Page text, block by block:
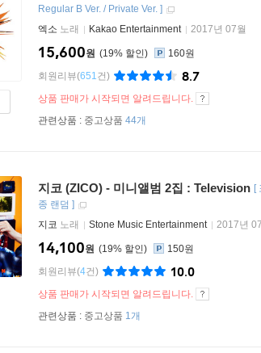
Regular B Ver. / Private Ver. ]
엑소 노래 Kakao Entertainment 2017년 07월
19%
15,600원
160원
회원리뷰(651건) 8.7
상품 판매가 시작되면 알려드립니다.
관련상품 : 중고상품 44개
지코 (ZICO) - 미니앨범 2집 : Television [
종 랜덤 ]
지코 노래 Stone Music Entertainment 2017년
19%
14,100원
150원
회원리뷰(4건) 10.0
상품 판매가 시작되면 알려드립니다.
관련상품 : 중고상품 1개